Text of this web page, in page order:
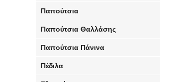
Παπούτσια
Παπούτσια Θαλλάσης
Παπούτσια Πάνινα
Πέδιλα